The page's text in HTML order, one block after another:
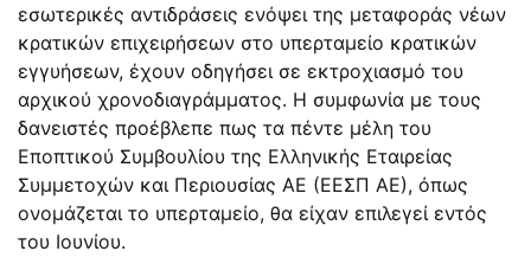
εσωτερικές αντιδράσεις ενόψει της μεταφοράς νέων
κρατικών επιχειρήσεων στο υπερταμείο κρατικών
εγγυήσεων, έχουν οδηγήσει σε εκτροχιασμό του
αρχικού χρονοδιαγράμματος. Η συμφωνία με τους
δανειστές προέβλεπε πως τα πέντε μέλη του
Εποπτικού Συμβουλίου της Ελληνικής Εταιρείας
Συμμετοχών και Περιουσίας ΑΕ (ΕΕΣΠ ΑΕ), όπως
ονομάζεται το υπερταμείο, θα είχαν επιλεγεί εντός
του Ιουνίου.